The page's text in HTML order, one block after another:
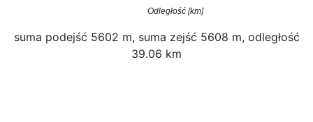
Odległość [km]
suma podejść 5602 m, suma zejść 5608 m, odległość
39.06 km